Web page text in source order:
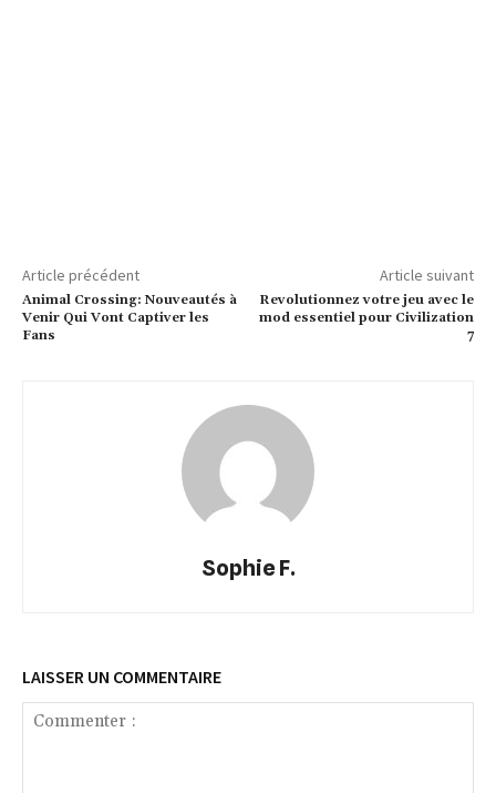
Article précédent
Animal Crossing: Nouveautés à
Venir Qui Vont Captiver les
Fans
Article suivant
Revolutionnez votre jeu avec le
mod essentiel pour Civilization
7
Sophie F.
LAISSER UN COMMENTAIRE